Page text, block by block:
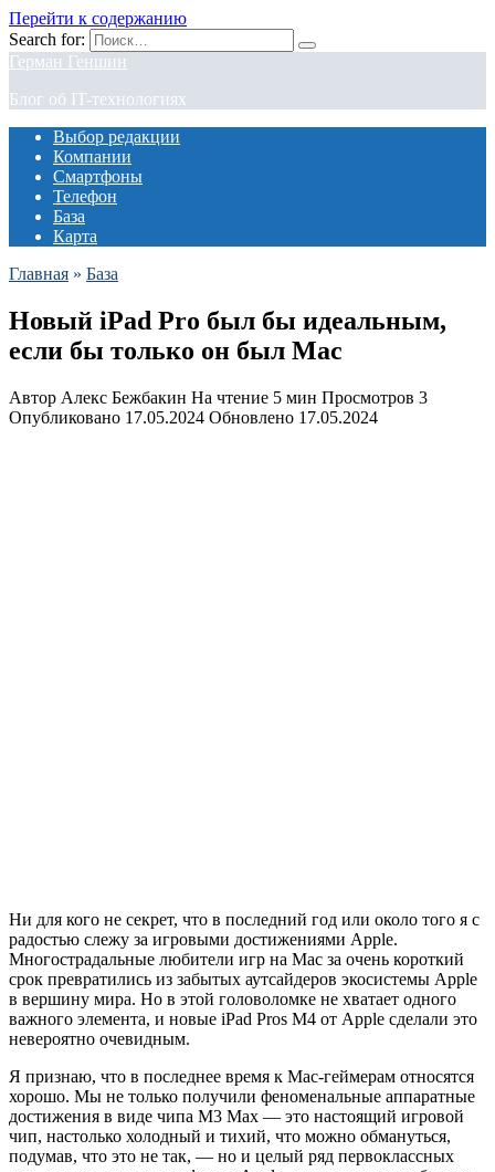
Перейти к содержанию
Search for:
Герман Геншин
Блог об IT-технологиях
Выбор редакции
Компании
Смартфоны
Телефон
База
Карта
Главная » База
Новый iPad Pro был бы идеальным,
если бы только он был Mac
Автор Алекс Бежбакин На чтение 5 мин Просмотров 3
Опубликовано 17.05.2024 Обновлено 17.05.2024
Ни для кого не секрет, что в последний год или около того я с
радостью слежу за игровыми достижениями Apple.
Многострадальные любители игр на Mac за очень короткий
срок превратились из забытых аутсайдеров экосистемы Apple
в вершину мира. Но в этой головоломке не хватает одного
важного элемента, и новые iPad Pros M4 от Apple сделали это
невероятно очевидным.
Я признаю, что в последнее время к Mac-геймерам относятся
хорошо. Мы не только получили феноменальные аппаратные
достижения в виде чипа M3 Max — это настоящий игровой
чип, настолько холодный и тихий, что можно обмануться,
подумав, что это не так, — но и целый ряд первоклассных